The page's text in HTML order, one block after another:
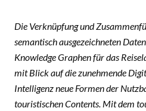
Die Verknüpfung und
semantisch ausgezeichneten
Knowledge Graphen für das
mit Blick auf die zunehmende
Intelligenz neue Formen der
touristischen Contents. Mit dem